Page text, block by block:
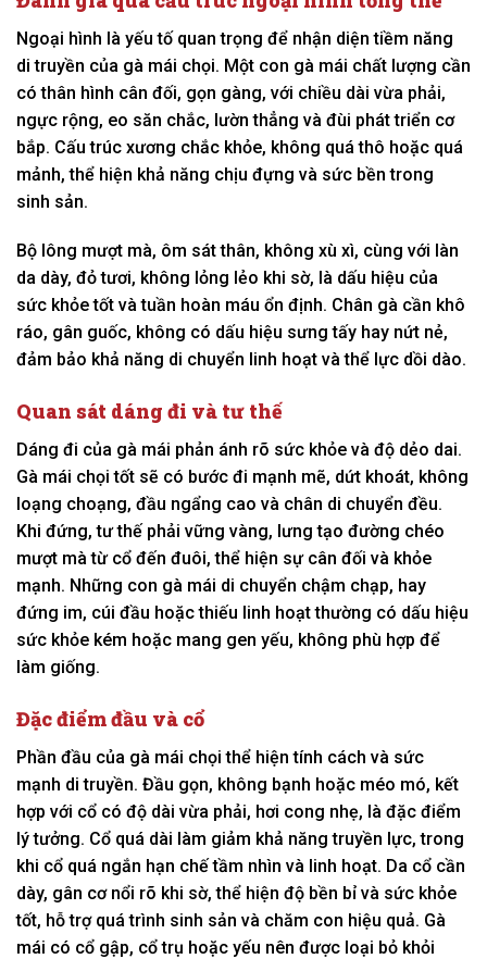
Ngoại hình là yếu tố quan trọng để nhận diện tiềm năng
di truyền của gà mái chọi. Một con gà mái chất lượng cần
có thân hình cân đối, gọn gàng, với chiều dài vừa phải,
ngực rộng, eo săn chắc, lườn thẳng và đùi phát triển cơ
bắp. Cấu trúc xương chắc khỏe, không quá thô hoặc quá
mảnh, thể hiện khả năng chịu đựng và sức bền trong
sinh sản.
Bộ lông mượt mà, ôm sát thân, không xù xì, cùng với làn
da dày, đỏ tươi, không lỏng lẻo khi sờ, là dấu hiệu của
sức khỏe tốt và tuần hoàn máu ổn định. Chân gà cần khô
ráo, gân guốc, không có dấu hiệu sưng tấy hay nứt nẻ,
đảm bảo khả năng di chuyển linh hoạt và thể lực dồi dào.
Quan sát dáng đi và tư thế
Dáng đi của gà mái phản ánh rõ sức khỏe và độ dẻo dai.
Gà mái chọi tốt sẽ có bước đi mạnh mẽ, dứt khoát, không
loạng choạng, đầu ngẩng cao và chân di chuyển đều.
Khi đứng, tư thế phải vững vàng, lưng tạo đường chéo
mượt mà từ cổ đến đuôi, thể hiện sự cân đối và khỏe
mạnh. Những con gà mái di chuyển chậm chạp, hay
đứng im, cúi đầu hoặc thiếu linh hoạt thường có dấu hiệu
sức khỏe kém hoặc mang gen yếu, không phù hợp để
làm giống.
Đặc điểm đầu và cổ
Phần đầu của gà mái chọi thể hiện tính cách và sức
mạnh di truyền. Đầu gọn, không bạnh hoặc méo mó, kết
hợp với cổ có độ dài vừa phải, hơi cong nhẹ, là đặc điểm
lý tưởng. Cổ quá dài làm giảm khả năng truyền lực, trong
khi cổ quá ngắn hạn chế tầm nhìn và linh hoạt. Da cổ cần
dày, gân cơ nổi rõ khi sờ, thể hiện độ bền bỉ và sức khỏe
tốt, hỗ trợ quá trình sinh sản và chăm con hiệu quả. Gà
mái có cổ gập, cổ trụ hoặc yếu nên được loại bỏ khỏi